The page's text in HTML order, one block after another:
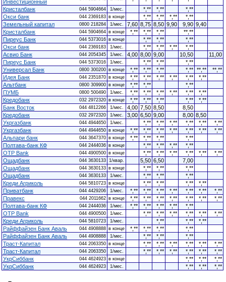
Инвестиционный
Кристалбанк
044 5904664 1/мес. *,** *,**
*,**
Окси банк
044 2369183 в конце *,** *,** *,**
*,**
Земельный капитал
0800 218284 1/мес. 7,60 8,75 8,50 9,90 9,90 9,40
Кристалбанк
044 5904664 в конце *,** *,** *,**
**,**
Пиреус Банк
044 5373016 в конце *,** *,**
*,**
Окси банк
044 2369183 1/мес. *,** *,** *,**
*,**
Асвио Банк
044 2054345 1/мес. 4,00 8,00 9,00 10,50
11,00
Пиреус Банк
044 5373016 1/мес. *,** *,**
*,**
Универсал Банк
0800 300200 в конце *,** *,** *,** *,** **,**
**,**
Идея Банк
044 2351870 в конце *,** *,** *,** *,** *,**
*,**
Альтбанк
0800 309900 в конце *,** *,**
*,**
ПУМБ
0800 500490 1/мес. *,** *,** *,** *,** *,**
*,**
Кредобанк
032 2972320 в конце *,** *,** *,** *,**
*,**
Банк Восток
044 4812266 1/мес. 4,00 7,50 8,50
8,50
Кредобанк
032 2972320 1/мес. 3,00 6,50 9,00 8,00 8,50
Укргазбанк
044 4944650 1/мес. *,** *,** *,** *,** *,**
*,**
Укргазбанк
044 4944650 в конце *,** *,** *,** *,** *,** *,**
*,**
Альпари банк
044 3647370 в конце *,** *,** *,**
*,**
Полтава-банк КФ
044 2444036 в конце *,** *,** *,**
*,**
OTP Bank
044 4900500 в конце *,** *,** *,** *,** *,**
*,**
Ощадбанк
044 3630133 1/квар. 5,50 6,50
7,00
Ощадбанк
044 3630133 в конце *,** *,**
*,**
Ощадбанк
044 3630133 1/мес. *,** *,**
*,**
Креди Агриколь
044 5810723 в конце *,** *,** *,**
*,**
Приватбанк
044 4429206 1/мес. *,** *,** *,** *,** *,** *,**
*,**
Правекс
044 2011662 в конце *,** *,** *,** *,** *,** *,**
*,**
Полтава-банк КФ
044 2444036 1/мес. *,** *,** *,** *,**
*,**
OTP Bank
044 4900500 1/мес. *,** *,** *,** *,** *,**
*,**
Креди Агриколь
044 5810723 1/мес. *,** *,**
*,**
Райффайзен Банк Аваль
044 4908888 в конце *,** *,** *,**
*,**
Райффайзен Банк Аваль
044 4908888 1/мес. *,** *,**
*,**
Траст-Капитал
044 2063350 в конце *,** *,** *,** *,** *,**
*,**
Траст-Капитал
044 2063350 1/мес. *,** *,** *,** *,** *,**
*,**
УкрСиббанк
044 4624923 в конце *,** *,**
*,**
УкрСиббанк
044 4624923 1/мес. *,** *,** *,**